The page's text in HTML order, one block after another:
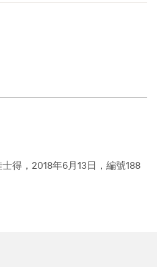
得，2018年6月13日，編號188